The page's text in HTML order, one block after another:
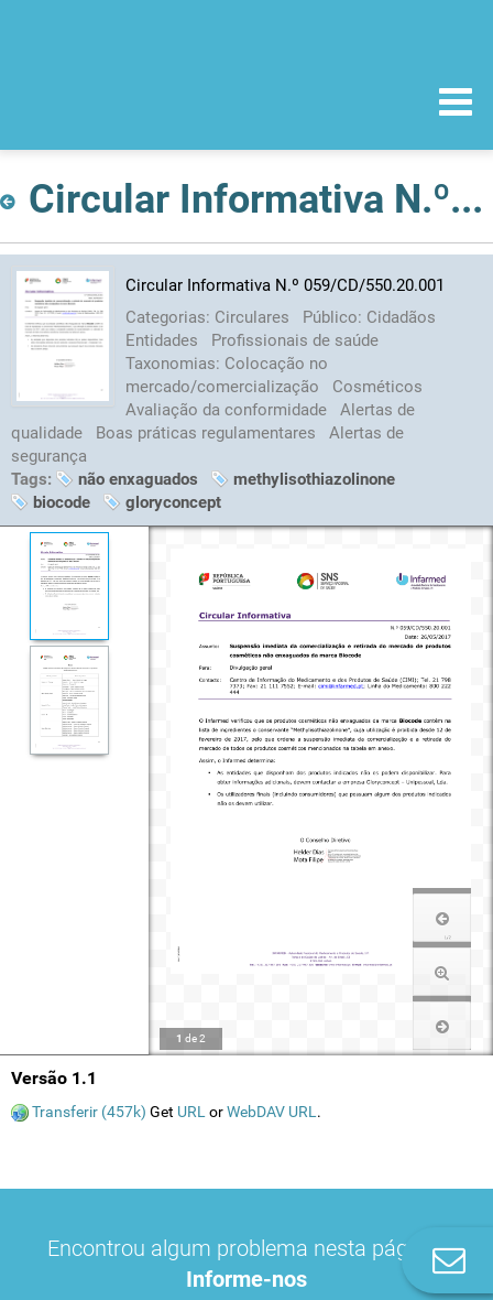
Circular Informativa N.º 059/CD/550.20.001
Circular Informativa N.º 059/CD/550.20.001
Categorias: Circulares Público: Cidadãos
Entidades
Profissionais de saúde
Taxonomias: Colocação no
mercado/comercialização
Cosméticos
Avaliação da conformidade
Alertas de
qualidade
Boas práticas regulamentares
Alertas de
segurança
Tags:
não enxaguados
methylisothiazolinone
biocode
gloryconcept
1 de2
Versão 1.1
Transferir (457k) Get URL orWebDAV URL .
Encontrou algum problema nesta página?
Informe-nos